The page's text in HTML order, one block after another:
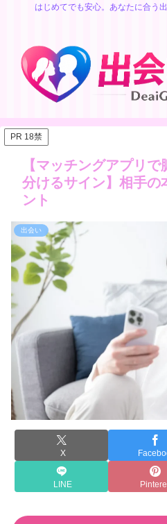
はじめてでも安心。あなたに合う
PR 18禁
【マッチングアプリ
分けるサイン】相手の
ント
出会い
X
LINE